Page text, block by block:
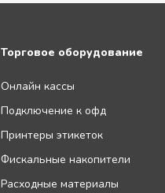
Торговое оборудование
Онлайн кассы
Подключение к офд
Принтеры этикеток
Фискальные накопители
Расходные материалы